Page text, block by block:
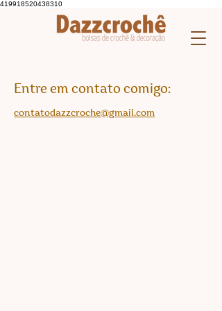
419918520438310
Entre em contato comigo:
contatodazzcroche@gmail.com